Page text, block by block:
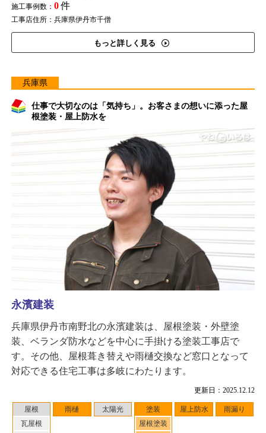
施工事例数： 0件
工事店住所：兵庫県伊丹市千僧
もっと詳しく見る
兵庫県
仕事で大切なのは「気持ち」。お客さまの想いに添った屋
根塗装・屋上防水を
更新日：2025.12.12
屋根
瓦屋根
雨樋 太陽光
塗装
屋根塗装
屋上防水 雨漏り
永濱建装
兵庫県伊丹市南野北の永濱建装は、屋根塗装・外壁塗
装、ベランダ防水などを中心に手掛ける塗装工事店で
す。その他、屋根葺き替えや雨樋交換など窓口となって
対応できる住宅工事は多岐にわたります。